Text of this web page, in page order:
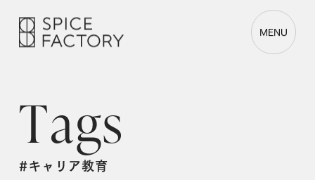
MENU
Tags
#キャリア教育